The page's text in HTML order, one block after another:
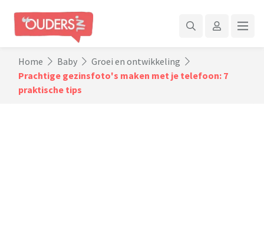
Home Baby
Groei en ontwikkeling
Prachtige gezinsfoto's maken met je telefoon: 7
praktische tips